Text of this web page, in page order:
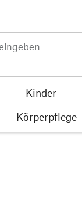
Kinder
Körperpflege